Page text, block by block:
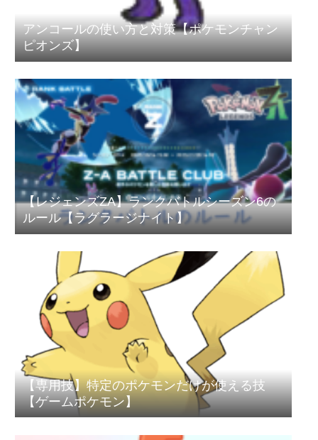
アンコールの使い方と対策【ポケモンチャン
ピオンズ】
【レジェンズZA】ランクバトルシーズン6の
ルール【ラグラージナイト】
【専用技】特定のポケモンだけが使える技
【ゲームポケモン】